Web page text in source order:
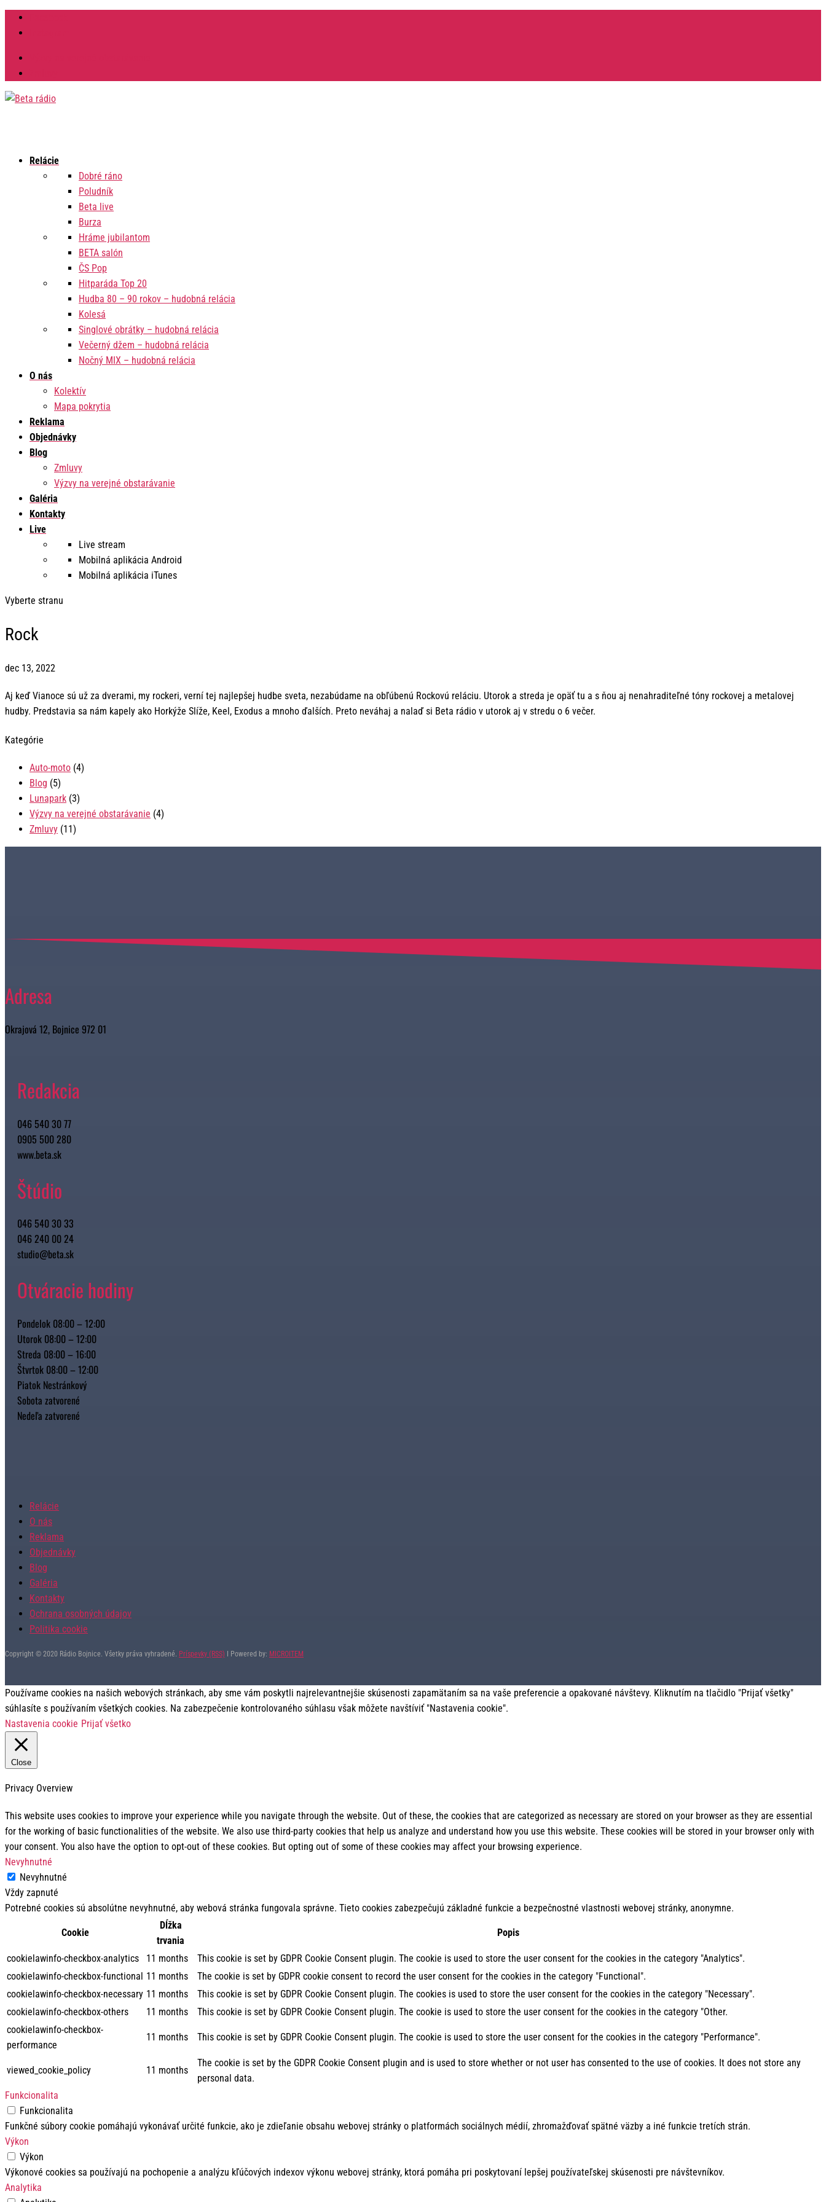
Relácie
Dobré ráno
Poludník
Beta live
Burza
Hráme jubilantom
BETA salón
ČS Pop
Hitparáda Top 20
Hudba 80 – 90 rokov – hudobná relácia
Kolesá
Singlové obrátky – hudobná relácia
Večerný džem – hudobná relácia
Nočný MIX – hudobná relácia
O nás
Kolektív
Mapa pokrytia
Reklama
Objednávky
Blog
Zmluvy
Výzvy na verejné obstarávanie
Galéria
Kontakty
Live
Live stream
Mobilná aplikácia Android
Mobilná aplikácia iTunes
Vyberte stranu
Rock
dec 13, 2022
Aj keď Vianoce sú už za dverami, my rockeri, verní tej najlepšej hudbe sveta, nezabúdame na obľúbenú Rockovú reláciu. Utorok a streda je opäť tu a s ňou aj nenahraditeľné tóny rockovej a metalovej
hudby. Predstavia sa nám kapely ako Horkýže Slíže, Keel, Exodus a mnoho ďalších. Preto neváhaj a nalaď si Beta rádio v utorok aj v stredu o 6 večer.
Kategórie
Auto-moto (4)
Blog (5)
Lunapark (3)
Výzvy na verejné obstarávanie (4)
Zmluvy (11)
Adresa
Okrajová 12, Bojnice 972 01
Redakcia
046 540 30 77
0905 500 280
www.beta.sk
Štúdio
046 540 30 33
046 240 00 24
studio@beta.sk
Otváracie hodiny
Pondelok 08:00 – 12:00
Utorok 08:00 – 12:00
Streda 08:00 – 16:00
Štvrtok 08:00 – 12:00
Piatok Nestránkový
Sobota zatvorené
Nedeľa zatvorené
Relácie
O nás
Reklama
Objednávky
Blog
Galéria
Kontakty
Ochrana osobných údajov
Politika cookie
Copyright © 2020 Rádio Bojnice. Všetky práva vyhradené. Príspevky (RSS) I Powered by: MICROITEM
Používame cookies na našich webových stránkach, aby sme vám poskytli najrelevantnejšie skúsenosti zapamätaním sa na vaše preferencie a opakované návštevy. Kliknutím na tlačidlo "Prijať všetky"
súhlasíte s používaním všetkých cookies. Na zabezpečenie kontrolovaného súhlasu však môžete navštíviť "Nastavenia cookie".
Nastavenia cookie Prijať všetko
Close
Privacy Overview
This website uses cookies to improve your experience while you navigate through the website. Out of these, the cookies that are categorized as necessary are stored on your browser as they are essential
for the working of basic functionalities of the website. We also use third-party cookies that help us analyze and understand how you use this website. These cookies will be stored in your browser only with
your consent. You also have the option to opt-out of these cookies. But opting out of some of these cookies may affect your browsing experience.
Nevyhnutné
Nevyhnutné
Vždy zapnuté
Potrebné cookies sú absolútne nevyhnutné, aby webová stránka fungovala správne. Tieto cookies zabezpečujú základné funkcie a bezpečnostné vlastnosti webovej stránky, anonymne.
Cookie
Dĺžka
trvania
Popis
cookielawinfo-checkbox-analytics 11 months
This cookie is set by GDPR Cookie Consent plugin. The cookie is used to store the user consent for the cookies in the category "Analytics".
cookielawinfo-checkbox-functional 11 months
The cookie is set by GDPR cookie consent to record the user consent for the cookies in the category "Functional".
cookielawinfo-checkbox-necessary 11 months
This cookie is set by GDPR Cookie Consent plugin. The cookies is used to store the user consent for the cookies in the category "Necessary".
cookielawinfo-checkbox-others
11 months
This cookie is set by GDPR Cookie Consent plugin. The cookie is used to store the user consent for the cookies in the category "Other.
cookielawinfo-checkbox-
performance
11 months This cookie is set by GDPR Cookie Consent plugin. The cookie is used to store the user consent for the cookies in the category "Performance".
viewed_cookie_policy 11 months
The cookie is set by the GDPR Cookie Consent plugin and is used to store whether or not user has consented to the use of cookies. It does not store any
personal data.
Funkcionalita
Funkcionalita
Funkčné súbory cookie pomáhajú vykonávať určité funkcie, ako je zdieľanie obsahu webovej stránky o platformách sociálnych médií, zhromažďovať spätné väzby a iné funkcie tretích strán.
Výkon
Výkon
Výkonové cookies sa používajú na pochopenie a analýzu kľúčových indexov výkonu webovej stránky, ktorá pomáha pri poskytovaní lepšej používateľskej skúsenosti pre návštevníkov.
Analytika